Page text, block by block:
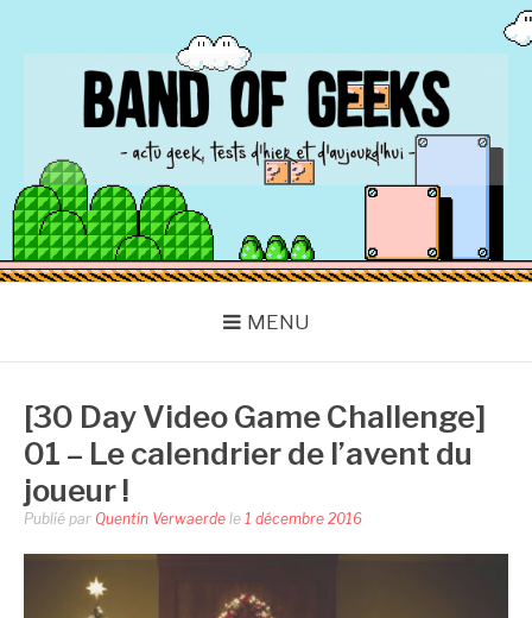
BAND OF GEEKS
Actu Geek d'hier et d'aujourd'hui
MENU
[30 Day Video Game Challenge]
01 – Le calendrier de l’avent du
joueur !
Publié par Quentin Verwaerde le 1 décembre 2016